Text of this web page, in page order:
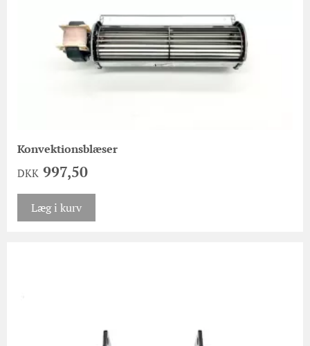
Konvektionsblæser
DKK 997,50
Læg i kurv